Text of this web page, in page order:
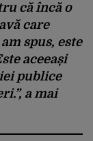
că încă o
care
spus, este
aceeași
publice
a mai